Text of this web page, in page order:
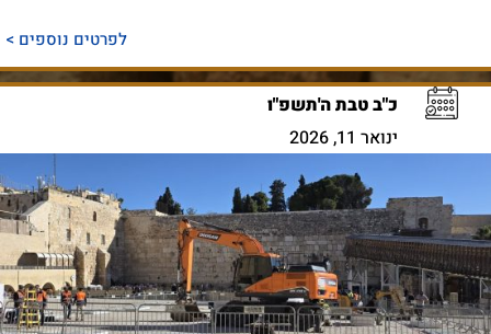
לפרטים נוספים >
כ"ב טבת ה'תשפ"ו
ינואר 11, 2026